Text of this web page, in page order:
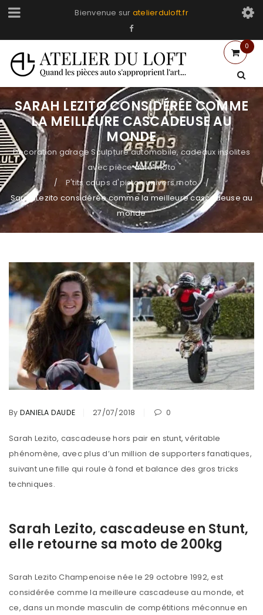
Bienvenue sur atelierduloft.fr
0
SARAH LEZITO CONSIDÉRÉE COMME
LA MEILLEURE CASCADEUSE AU
MONDE
Decoration garage Sculpture automobile, cadeaux insolites
avec pièce auto moto
/ P'tits coups d'piston univers moto /
Sarah Lezito considérée comme la meilleure cascadeuse au
monde
By DANIELA DAUDE 27/07/2018 0
Sarah Lezito, cascadeuse hors pair en stunt, véritable
phénomène, avec plus d’un million de supporters fanatiques,
suivant une fille qui roule à fond et balance des gros tricks
techniques.
Sarah Lezito, cascadeuse en Stunt,
elle retourne sa moto de 200kg
Sarah Lezito Champenoise née le 29 octobre 1992, est
considérée comme la meilleure cascadeuse au monde, et
ce, dans un monde masculin de compétitions méconnue en